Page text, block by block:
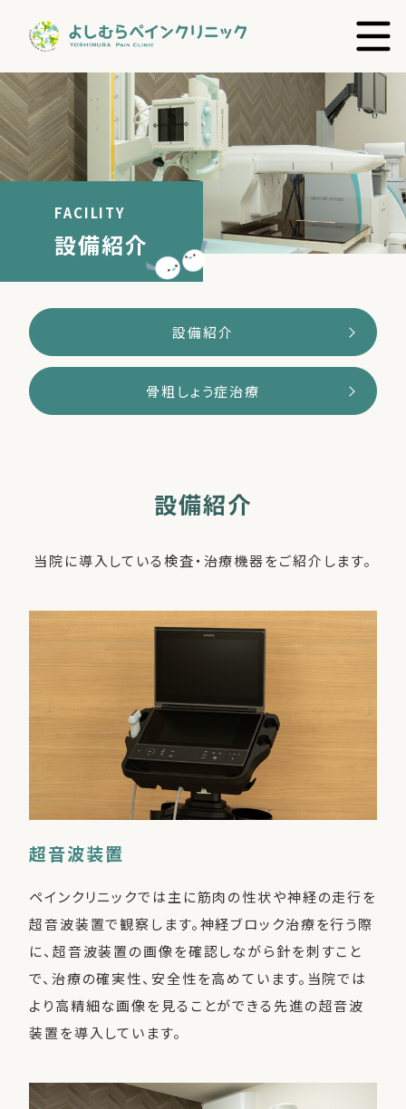
FACILITY
設備紹介
設備紹介
骨粗しょう症治療
設備紹介
当院に導入している検査・治療機器をご紹介します。
超音波装置
ペインクリニックでは主に筋肉の性状や神経の走行を
超音波装置で観察します。神経ブロック治療を行う際
に、超音波装置の画像を確認しながら針を刺すこと
で、治療の確実性、安全性を高めています。当院では
より高精細な画像を見ることができる先進の超音波
装置を導入しています。